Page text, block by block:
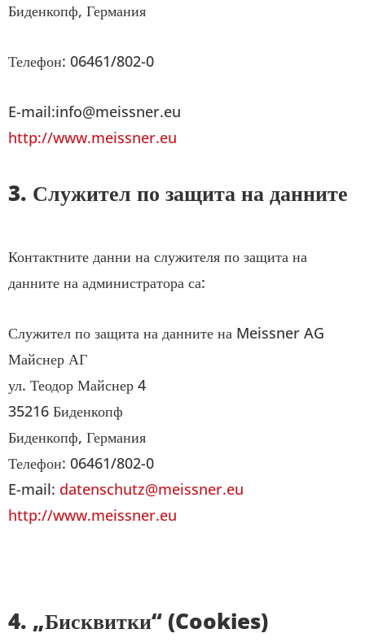
Биденкопф, Германия
Телефон: 06461/802-0
E-mail:info@meissner.eu
http://www.meissner.eu
3. Служител по защита на данните
Контактните данни на служителя по защита на
данните на администратора са:
Служител по защита на данните на Meissner AG
Майснер АГ
ул. Теодор Майснер 4
35216 Биденкопф
Биденкопф, Германия
Телефон: 06461/802-0
E-mail: datenschutz@meissner.eu
http://www.meissner.eu
4. „Бисквитки“ (Cookies)